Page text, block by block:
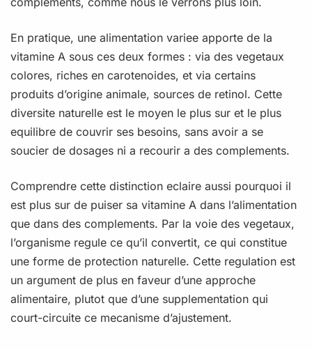
En pratique, une alimentation variee apporte de la
vitamine A sous ces deux formes : via des vegetaux
colores, riches en carotenoides, et via certains
produits d’origine animale, sources de retinol. Cette
diversite naturelle est le moyen le plus sur et le plus
equilibre de couvrir ses besoins, sans avoir a se
soucier de dosages ni a recourir a des complements.
Comprendre cette distinction eclaire aussi pourquoi il
est plus sur de puiser sa vitamine A dans l’alimentation
que dans des complements. Par la voie des vegetaux,
l’organisme regule ce qu’il convertit, ce qui constitue
une forme de protection naturelle. Cette regulation est
un argument de plus en faveur d’une approche
alimentaire, plutot que d’une supplementation qui
court-circuite ce mecanisme d’ajustement.